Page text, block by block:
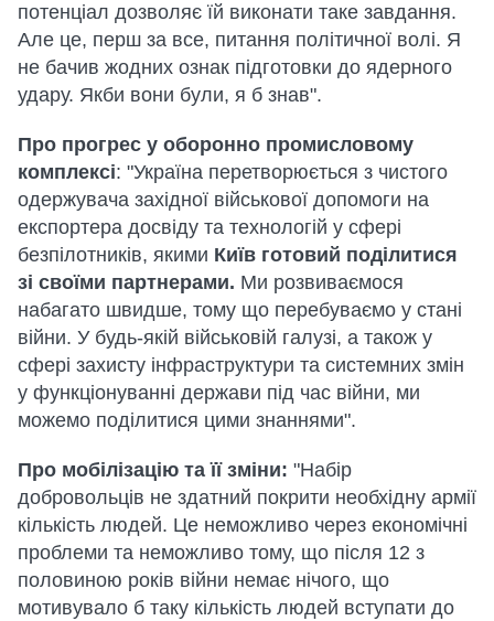
потенціал дозволяє їй виконати таке завдання.
Але це, перш за все, питання політичної волі. Я
не бачив жодних ознак підготовки до ядерного
удару. Якби вони були, я б знав".
Про прогрес у оборонно промисловому
комплексі: "Україна перетворюється з чистого
одержувача західної військової допомоги на
експортера досвіду та технологій у сфері
безпілотників, якими Київ готовий поділитися
зі своїми партнерами. Ми розвиваємося
набагато швидше, тому що перебуваємо у стані
війни. У будь-якій військовій галузі, а також у
сфері захисту інфраструктури та системних змін
у функціонуванні держави під час війни, ми
можемо поділитися цими знаннями".
Про мобілізацію та її зміни: "Набір
добровольців не здатний покрити необхідну армії
кількість людей. Це неможливо через економічні
проблеми та неможливо тому, що після 12 з
половиною років війни немає нічого, що
мотивувало б таку кількість людей вступати до